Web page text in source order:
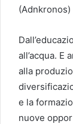
(Adnkronos)
all’acqua. E
alla
e la
nuove